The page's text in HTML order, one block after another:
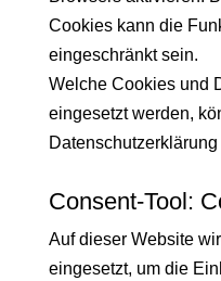
Cookies kann die
eingeschränkt sein.
Welche Cookies und
eingesetzt werden,
Consent-Tool:
Auf dieser Website
eingesetzt, um die